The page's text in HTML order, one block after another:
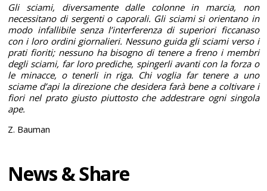
Gli sciami, diversamente dalle colonne in marcia, non
necessitano di sergenti o caporali. Gli sciami si orientano in
modo infallibile senza l’interferenza di superiori ficcanaso
con i loro ordini giornalieri. Nessuno guida gli sciami verso i
prati fioriti; nessuno ha bisogno di tenere a freno i membri
degli sciami, far loro prediche, spingerli avanti con la forza o
le minacce, o tenerli in riga. Chi voglia far tenere a uno
sciame d’api la direzione che desidera farà bene a coltivare i
fiori nel prato giusto piuttosto che addestrare ogni singola
ape.
Z. Bauman
News & Share